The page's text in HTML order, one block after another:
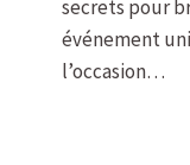
secrets pour
événement
l’occasion…